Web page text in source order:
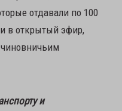
отдавали по 100
в открытый эфир,
и